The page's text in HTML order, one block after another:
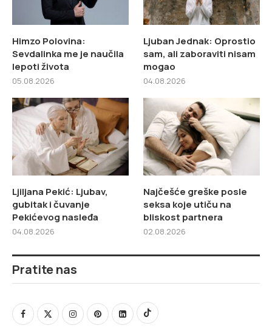
Himzo Polovina:
Sevdalinka me je naučila
lepoti života
05.08.2026
Ljuban Jednak: Oprostio
sam, ali zaboraviti nisam
mogao
04.08.2026
Ljiljana Pekić: Ljubav,
gubitak i čuvanje
Pekićevog nasleđa
04.08.2026
Najčešće greške posle
seksa koje utiču na
bliskost partnera
02.08.2026
Pratite nas